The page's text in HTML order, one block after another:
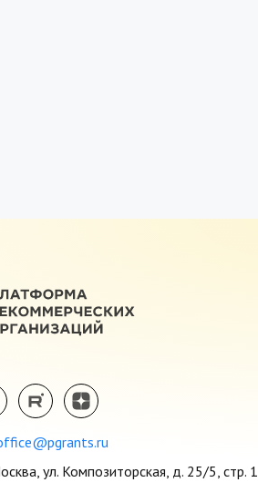
ул. Композиторская, д. 25/5, стр. 1